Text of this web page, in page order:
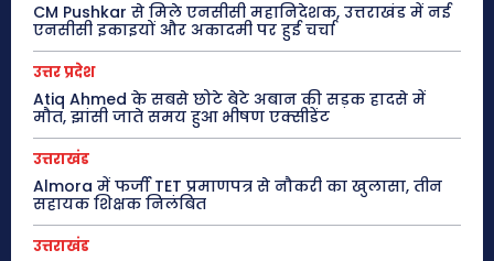
CM Pushkar से मिले एनसीसी महानिदेशक, उत्तराखंड में नई
एनसीसी इकाइयों और अकादमी पर हुई चर्चा
उत्तर प्रदेश
Atiq Ahmed के सबसे छोटे बेटे अबान की सड़क हादसे में
मौत, झांसी जाते समय हुआ भीषण एक्सीडेंट
उत्तराखंड
Almora में फर्जी TET प्रमाणपत्र से नौकरी का खुलासा, तीन
सहायक शिक्षक निलंबित
उत्तराखंड